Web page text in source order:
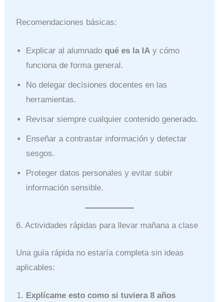
Recomendaciones básicas:
Explicar al alumnadoqué es la IA y cómo
funciona de forma general.
No delegar decisiones docentes en las
herramientas.
Revisar siempre cualquier contenido generado.
Enseñar a contrastar información y detectar
sesgos.
Proteger datos personales y evitar subir
información sensible.
6. Actividades rápidas para llevar mañana a clase
Una guía rápida no estaría completa sin ideas
aplicables:
Explícame esto como si tuviera 8 años